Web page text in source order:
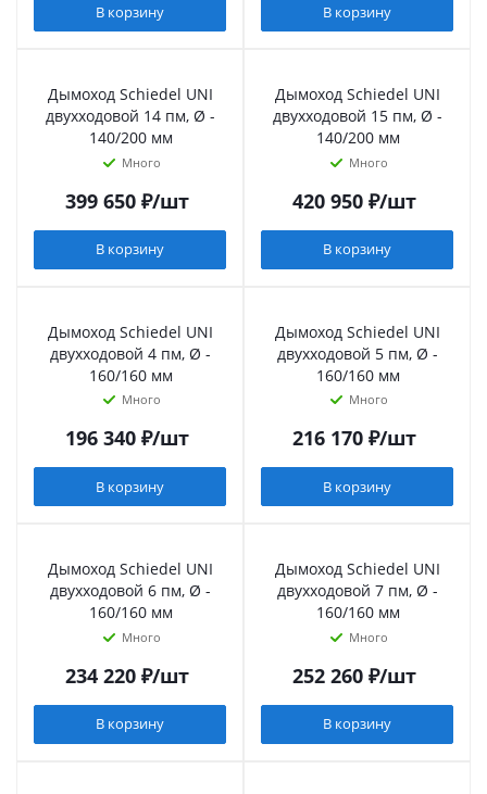
В корзину В корзину
Дымоход Schiedel UNI
двухходовой 14 пм, Ø -
140/200 мм
Много
399 650₽/шт
В корзину
Дымоход Schiedel UNI
двухходовой 15 пм, Ø -
140/200 мм
Много
420 950₽/шт
В корзину
Дымоход Schiedel UNI
двухходовой 4 пм, Ø -
160/160 мм
Много
196 340₽/шт
В корзину
Дымоход Schiedel UNI
двухходовой 5 пм, Ø -
160/160 мм
Много
216 170₽/шт
В корзину
Дымоход Schiedel UNI
двухходовой 6 пм, Ø -
160/160 мм
Много
234 220₽/шт
В корзину
Дымоход Schiedel UNI
двухходовой 7 пм, Ø -
160/160 мм
Много
252 260₽/шт
В корзину